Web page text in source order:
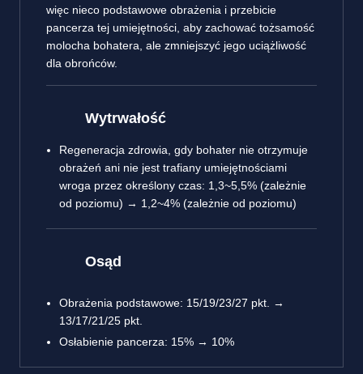
więc nieco podstawowe obrażenia i przebicie
pancerza tej umiejętności, aby zachować tożsamość
molocha bohatera, ale zmniejszyć jego uciążliwość
dla obrońców.
Wytrwałość
Regeneracja zdrowia, gdy bohater nie otrzymuje
obrażeń ani nie jest trafiany umiejętnościami
wroga przez określony czas: 1,3~5,5% (zależnie
od poziomu) → 1,2~4% (zależnie od poziomu)
Osąd
Obrażenia podstawowe: 15/19/23/27 pkt. →
13/17/21/25 pkt.
Osłabienie pancerza: 15% → 10%